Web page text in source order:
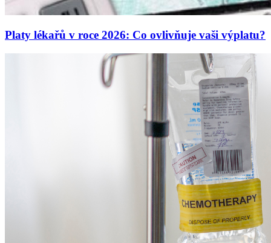
Platy lékařů v roce 2026: Co ovlivňuje vaši výplatu?